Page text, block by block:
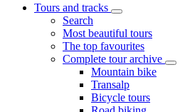
Tours and tracks
Search
Most beautiful tours
The top favourites
Complete tour archive
Mountain bike
Transalp
Bicycle tours